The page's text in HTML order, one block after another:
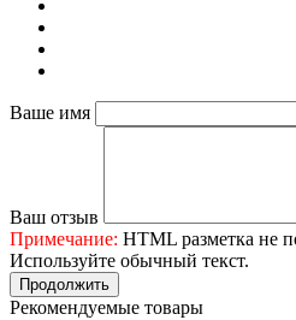
Ваше имя
Ваш отзыв
Примечание: HTML разметка не
Используйте обычный текст.
Продолжить
Рекомендуемые товары